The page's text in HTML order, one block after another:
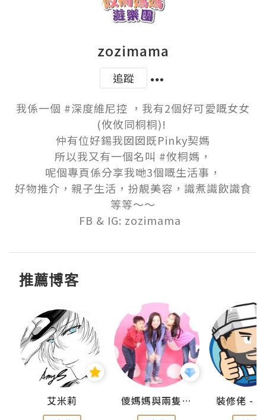
zozimama
追蹤
我係一個 #深度維尼控 ，我有2個好可愛嘅女女
(攸攸同桐桐)!
仲有位好錫我囡囡既Pinky契媽
所以我又有一個名叫 #攸桐媽，
呢個專頁係分享我哋3個嘅生活事，
好物推介，親子生活，扮靚美容，識煮識飲識食
等等～～
FB & IG: zozimama
推薦博客
艾米莉 儍媽媽與兩隻小魔怪之家